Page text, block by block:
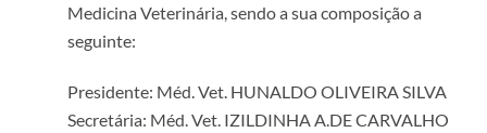
Medicina Veterinária, sendo a sua composição a
seguinte:
Presidente: Méd. Vet. HUNALDO OLIVEIRA SILVA
Secretária: Méd. Vet. IZILDINHA A.DE CARVALHO